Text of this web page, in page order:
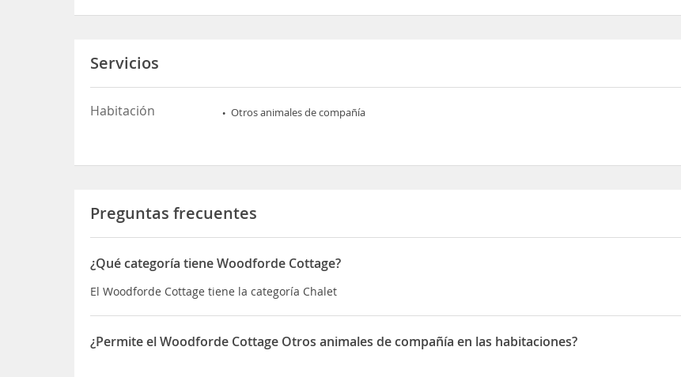
Servicios
Habitación Otros animales de compañía
Preguntas frecuentes
¿Qué categoría tiene Woodforde Cottage?
El Woodforde Cottage tiene la categoría Chalet
¿Permite el Woodforde Cottage Otros animales de compañía en las habitaciones?